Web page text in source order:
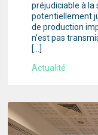
préjudiciable à la
potentiellement
de production
n’est pas
[…]
Actualité